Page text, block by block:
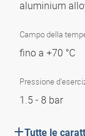
aluminium
Campo della
fino a +70 °C
Pressione
1.5 - 8 bar
Tutte le